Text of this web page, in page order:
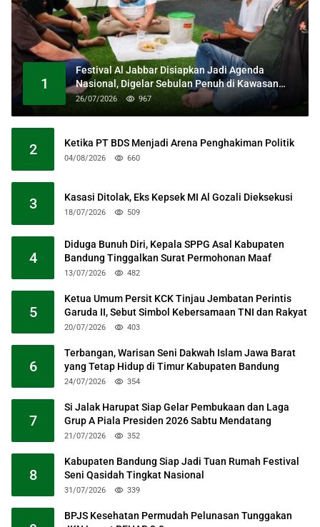
1
Festival Al Jabbar Disiapkan Jadi Agenda
Nasional, Digelar Sebulan Penuh di Kawasan
Masjid Raya Al Jabbar
26/07/2026 967
2 Ketika PT BDS Menjadi Arena Penghakiman Politik
04/08/2026 660
3 Kasasi Ditolak, Eks Kepsek MI Al Gozali Dieksekusi
18/07/2026 509
4
Diduga Bunuh Diri, Kepala SPPG Asal Kabupaten
Bandung Tinggalkan Surat Permohonan Maaf
13/07/2026 482
5
Ketua Umum Persit KCK Tinjau Jembatan Perintis
Garuda II, Sebut Simbol Kebersamaan TNI dan Rakyat
20/07/2026 403
6
Terbangan, Warisan Seni Dakwah Islam Jawa Barat
yang Tetap Hidup di Timur Kabupaten Bandung
24/07/2026 354
7
Si Jalak Harupat Siap Gelar Pembukaan dan Laga
Grup A Piala Presiden 2026 Sabtu Mendatang
21/07/2026 352
8
Kabupaten Bandung Siap Jadi Tuan Rumah Festival
Seni Qasidah Tingkat Nasional
31/07/2026 339
BPJS Kesehatan Permudah Pelunasan Tunggakan